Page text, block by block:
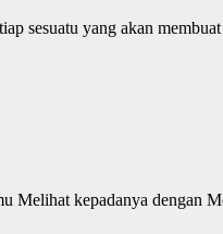
sesuatu yang akan
Melihat kepadanya dengan